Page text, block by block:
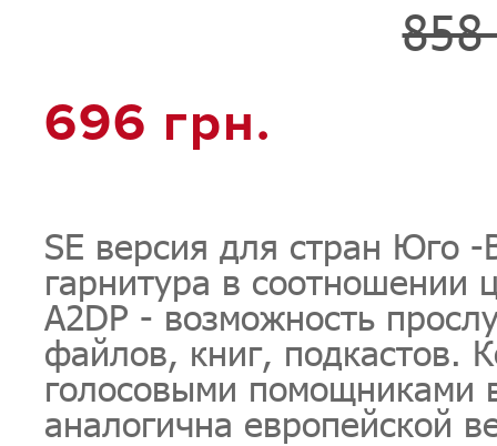
858
696 грн.
SE версия для стран Юго
гарнитура в соотношении
A2DP - возможность
файлов, книг, подкастов.
голосовыми помощниками
аналогична европейской